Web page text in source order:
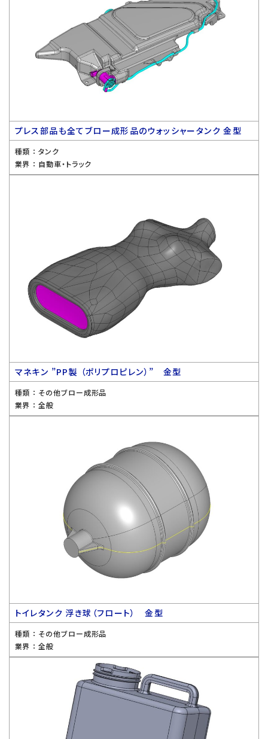
プレス部品も全てブロー成形品のウォッシャータンク 金型
種類 ： タンク
業界 ： 自動車・トラック
マネキン ”PP製 （ポリプロピレン）” 金型
種類 ： その他ブロー成形品
業界 ： 全般
トイレタンク 浮き球（フロート） 金型
種類 ： その他ブロー成形品
業界 ： 全般